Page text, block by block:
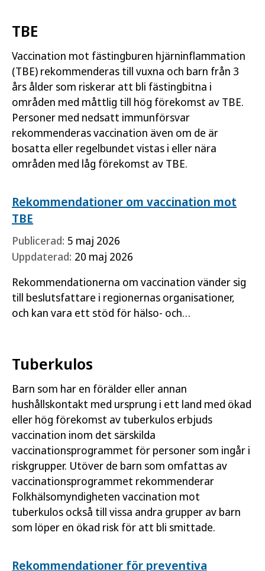
TBE
Vaccination mot fästingburen hjärninflammation
(TBE) rekommenderas till vuxna och barn från 3
års ålder som riskerar att bli fästingbitna i
områden med måttlig till hög förekomst av TBE.
Personer med nedsatt immunförsvar
rekommenderas vaccination även om de är
bosatta eller regelbundet vistas i eller nära
områden med låg förekomst av TBE.
Rekommendationer om vaccination mot
TBE
Publicerad: 5 maj 2026
Uppdaterad: 20 maj 2026
Rekommendationerna om vaccination vänder sig
till beslutsfattare i regionernas organisationer,
och kan vara ett stöd för hälso- och
Tuberkulos
Barn som har en förälder eller annan
hushållskontakt med ursprung i ett land med ökad
eller hög förekomst av tuberkulos erbjuds
vaccination inom det särskilda
vaccinationsprogrammet för personer som ingår i
riskgrupper. Utöver de barn som omfattas av
vaccinationsprogrammet rekommenderar
Folkhälsomyndigheten vaccination mot
tuberkulos också till vissa andra grupper av barn
som löper en ökad risk för att bli smittade.
Rekommendationer för preventiva